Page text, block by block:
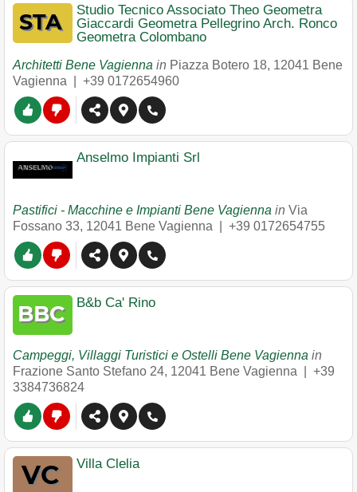
Studio Tecnico Associato Theo Geometra
Giaccardi Geometra Pellegrino Arch. Ronco
Geometra Colombano
Architetti Bene Vagienna in Piazza Botero 18, 12041 Bene
Vagienna
+39 0172654960
Anselmo Impianti Srl
Pastifici - Macchine e Impianti Bene Vagienna in Via
Fossano 33, 12041 Bene Vagienna +39 0172654755
B&b Ca' Rino
Campeggi, Villaggi Turistici e Ostelli Bene Vagienna in
Frazione Santo Stefano 24, 12041 Bene Vagienna
+39
3384736824
Villa Clelia